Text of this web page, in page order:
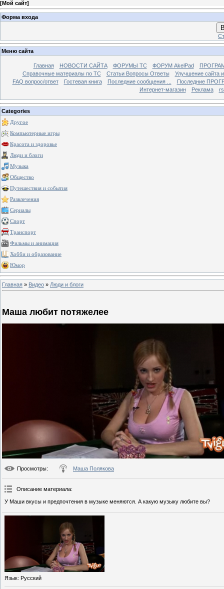
[Мой сайт]
Форма входа
Меню сайта
Главная НОВОСТИ САЙТА ФОРУМЫ TC ФОРУМ AkelPad
Справочные материалы по TС
Статьи Вопросы Ответы
Улучшение сайта
FAQ вопрос/ответ
Гостевая книга Последние сообщения ...
Последние
Интернет-магазин
Реклама
Categories
Другое
Компьютерные игры
Красота и здоровье
Люди и блоги
Музыка
Общество
Путешествия и события
Развлечения
Сериалы
Спорт
Транспорт
Фильмы и анимация
Хобби и образование
Юмор
Главная » Видео » Люди и блоги
Маша любит потяжелее
Просмотры: Маша Полякова
Описание материала:
У Маши вкусы и предпочтения в музыке меняются. А какую музыку любите вы?
Язык: Русский